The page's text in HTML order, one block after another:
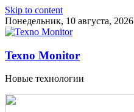
Skip to content
Понедельник, 10 августа, 2026
Texno Monitor
Новые технологии